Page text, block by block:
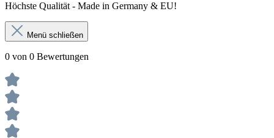
Höchste Qualität - Made in Germany & EU!
Menü schließen
0 von 0 Bewertungen